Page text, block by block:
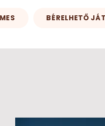
BÉRELHETŐ